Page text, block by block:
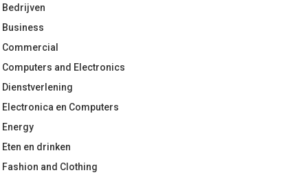
Bedrijven
Business
Commercial
Computers and Electronics
Dienstverlening
Electronica en Computers
Energy
Eten en drinken
Fashion and Clothing